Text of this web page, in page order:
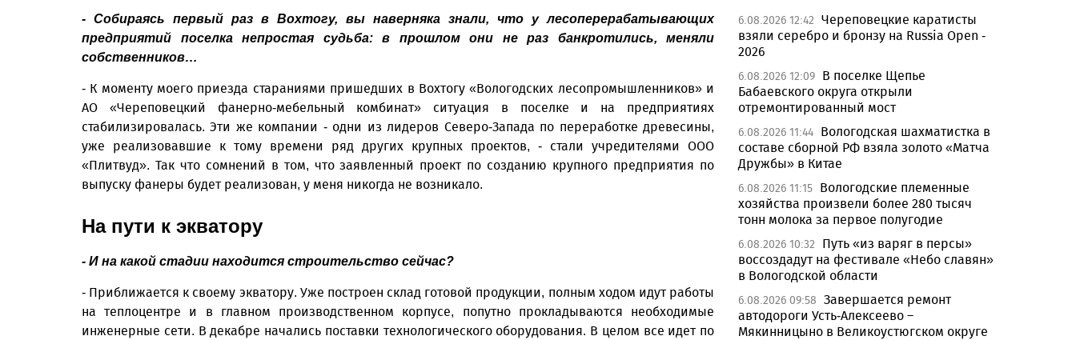
- Собираясь первый раз в Вохтогу, вы наверняка знали, что у лесоперерабатывающих
предприятий поселка непростая судьба: в прошлом они не раз банкротились, меняли
собственников…
- К моменту моего приезда стараниями пришедших в Вохтогу «Вологодских лесопромышленников» и
АО «Череповецкий фанерно-мебельный комбинат» ситуация в поселке и на предприятиях
стабилизировалась. Эти же компании - одни из лидеров Северо-Запада по переработке древесины,
уже реализовавшие к тому времени ряд других крупных проектов, - стали учредителями ООО
«Плитвуд». Так что сомнений в том, что заявленный проект по созданию крупного предприятия по
выпуску фанеры будет реализован, у меня никогда не возникало.
На пути к экватору
- И на какой стадии находится строительство сейчас?
- Приближается к своему экватору. Уже построен склад готовой продукции, полным ходом идут работы
на теплоцентре и в главном производственном корпусе, попутно прокладываются необходимые
инженерные сети. В декабре начались поставки технологического оборудования. В целом все идет по
6.08.2026 12:42 Череповецкие каратисты
взяли серебро и бронзу на Russia Open -
2026
6.08.2026 12:09 В поселке Щепье
Бабаевского округа открыли
отремонтированный мост
6.08.2026 11:44 Вологодская шахматистка в
составе сборной РФ взяла золото «Матча
Дружбы» в Китае
6.08.2026 11:15 Вологодские племенные
хозяйства произвели более 280 тысяч
тонн молока за первое полугодие
6.08.2026 10:32
Путь «из варяг в персы»
воссоздадут на фестивале «Небо славян»
в Вологодской области
6.08.2026 09:58 Завершается ремонт
автодороги Усть-Алексеево –
Мякинницыно в Великоустюгском округе